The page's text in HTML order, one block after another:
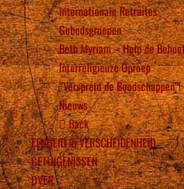
Internationale Retraites
Gebedsgroepen
Beth Myriam – Help de
Interreligieuze Oproep
“Verspreid de Boodschappen”!
Nieuws
Back
EENHEID in VERSCHEIDENHEID
GETUIGENISSEN
OVER